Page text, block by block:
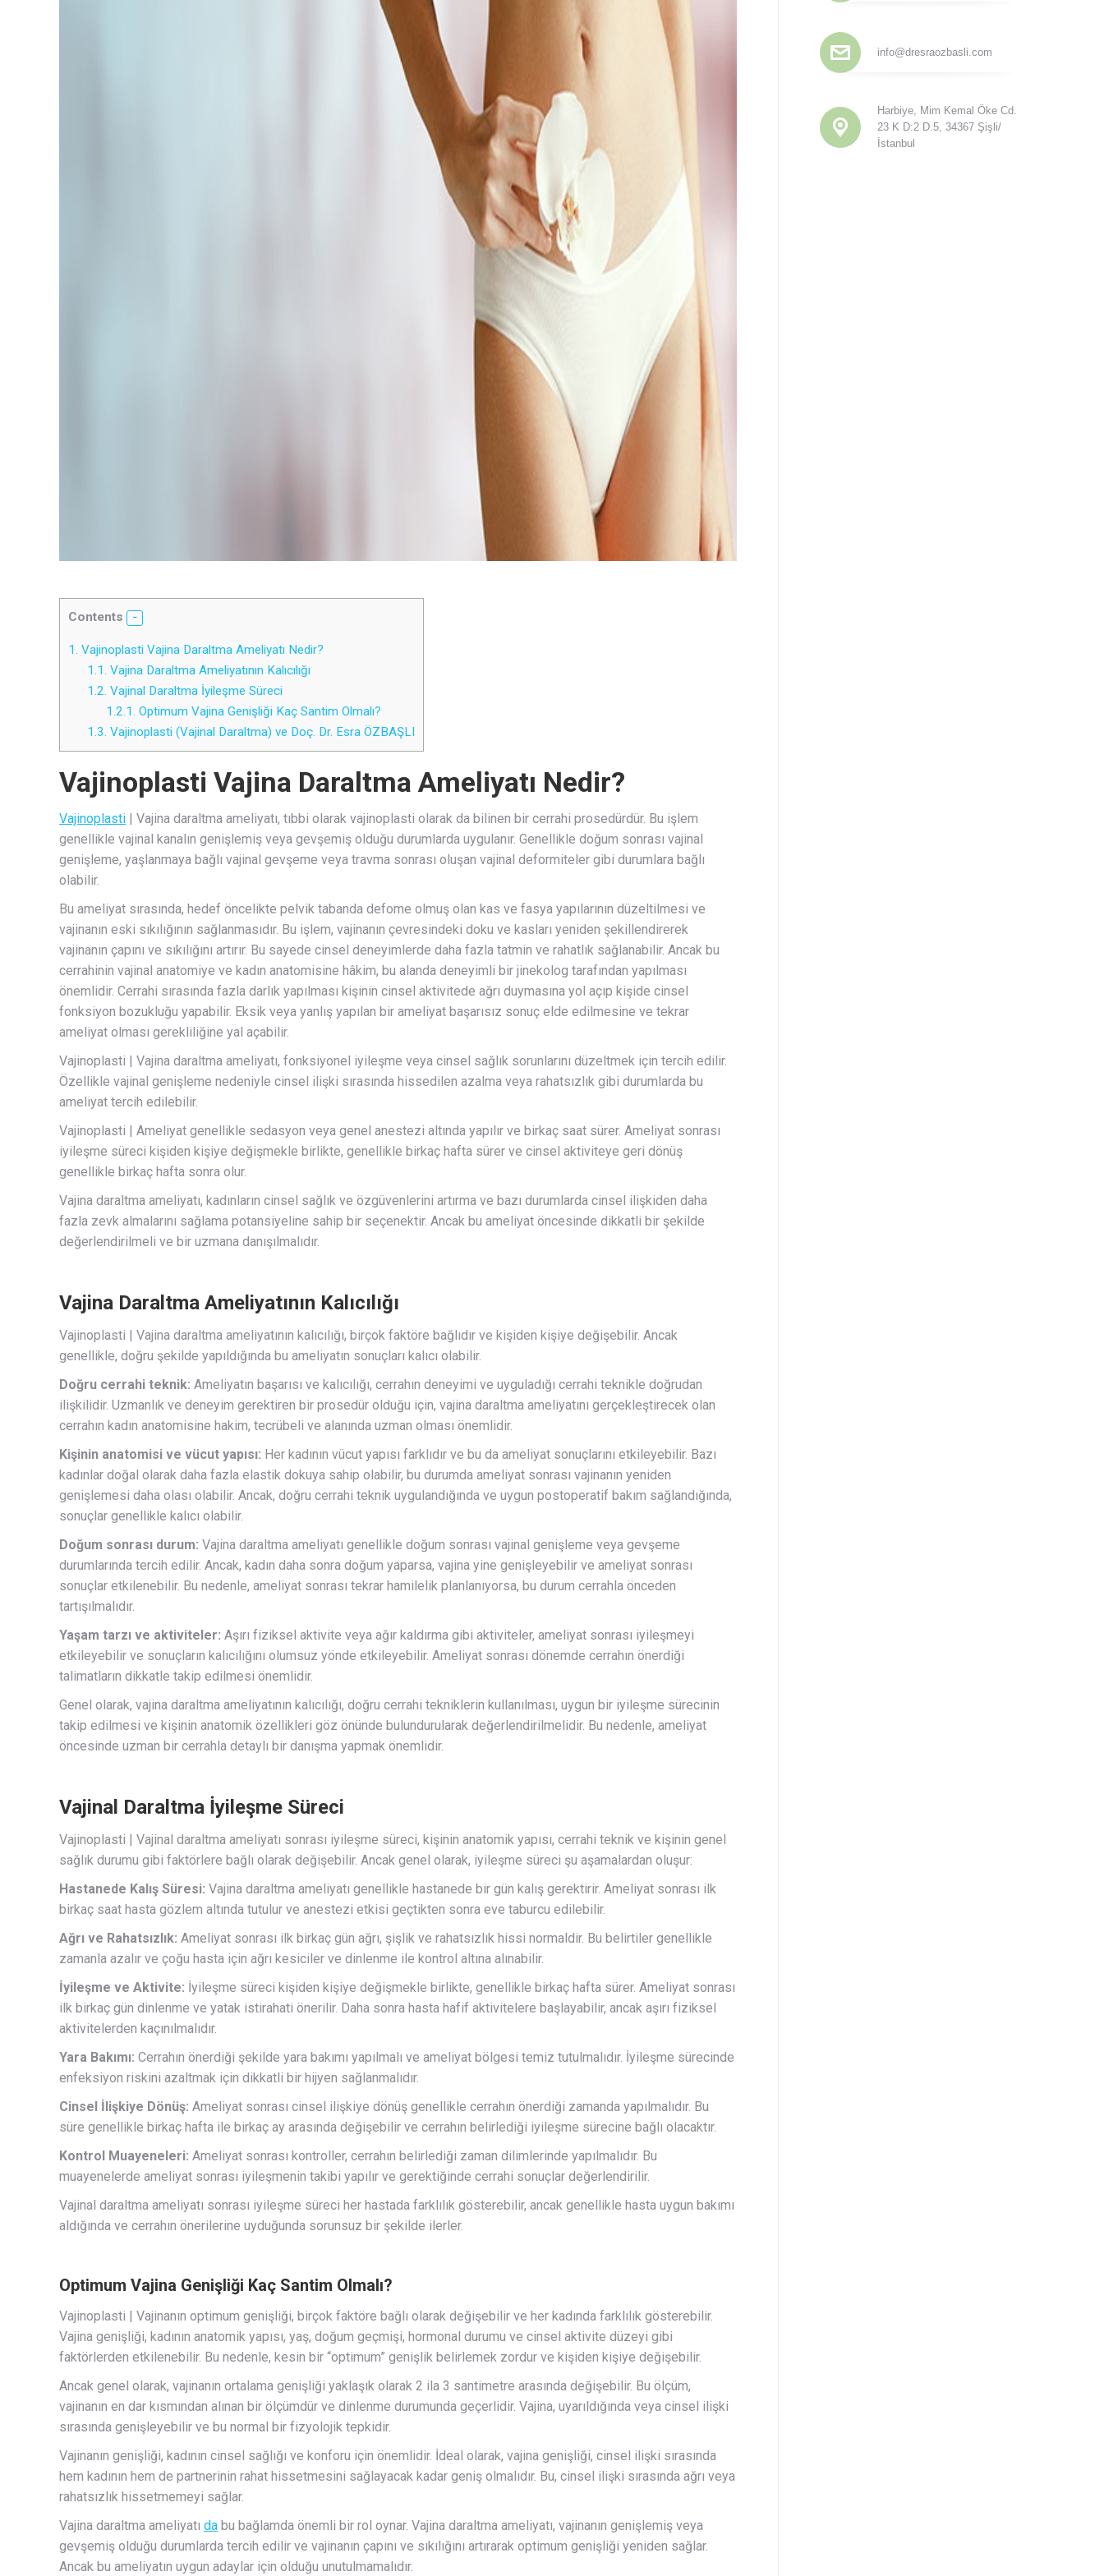
Contents
1. Vajinoplasti Vajina Daraltma Ameliyatı Nedir?
1.1. Vajina Daraltma Ameliyatının Kalıcılığı
1.2. Vajinal Daraltma İyileşme Süreci
1.2.1. Optimum Vajina Genişliği Kaç Santim Olmalı?
1.3. Vajinoplasti (Vajinal Daraltma) ve Doç. Dr. Esra ÖZBAŞLI
Vajinoplasti Vajina Daraltma Ameliyatı Nedir?
Vajinoplasti | Vajina daraltma ameliyatı, tıbbi olarak vajinoplasti olarak da bilinen bir cerrahi prosedürdür. Bu işlem
genellikle vajinal kanalın genişlemiş veya gevşemiş olduğu durumlarda uygulanır. Genellikle doğum sonrası vajinal
genişleme, yaşlanmaya bağlı vajinal gevşeme veya travma sonrası oluşan vajinal deformiteler gibi durumlara bağlı
olabilir.
Bu ameliyat sırasında, hedef öncelikte pelvik tabanda defome olmuş olan kas ve fasya yapılarının düzeltilmesi ve
vajinanın eski sıkılığının sağlanmasıdır. Bu işlem, vajinanın çevresindeki doku ve kasları yeniden şekillendirerek
vajinanın çapını ve sıkılığını artırır. Bu sayede cinsel deneyimlerde daha fazla tatmin ve rahatlık sağlanabilir. Ancak bu
cerrahinin vajinal anatomiye ve kadın anatomisine hâkim, bu alanda deneyimli bir jinekolog tarafından yapılması
önemlidir. Cerrahi sırasında fazla darlık yapılması kişinin cinsel aktivitede ağrı duymasına yol açıp kişide cinsel
fonksiyon bozukluğu yapabilir. Eksik veya yanlış yapılan bir ameliyat başarısız sonuç elde edilmesine ve tekrar
ameliyat olması gerekliliğine yal açabilir.
Vajinoplasti | Vajina daraltma ameliyatı, fonksiyonel iyileşme veya cinsel sağlık sorunlarını düzeltmek için tercih edilir.
Özellikle vajinal genişleme nedeniyle cinsel ilişki sırasında hissedilen azalma veya rahatsızlık gibi durumlarda bu
ameliyat tercih edilebilir.
Vajinoplasti | Ameliyat genellikle sedasyon veya genel anestezi altında yapılır ve birkaç saat sürer. Ameliyat sonrası
iyileşme süreci kişiden kişiye değişmekle birlikte, genellikle birkaç hafta sürer ve cinsel aktiviteye geri dönüş
genellikle birkaç hafta sonra olur.
Vajina daraltma ameliyatı, kadınların cinsel sağlık ve özgüvenlerini artırma ve bazı durumlarda cinsel ilişkiden daha
fazla zevk almalarını sağlama potansiyeline sahip bir seçenektir. Ancak bu ameliyat öncesinde dikkatli bir şekilde
değerlendirilmeli ve bir uzmana danışılmalıdır.
Vajina Daraltma Ameliyatının Kalıcılığı
Vajinoplasti | Vajina daraltma ameliyatının kalıcılığı, birçok faktöre bağlıdır ve kişiden kişiye değişebilir. Ancak
genellikle, doğru şekilde yapıldığında bu ameliyatın sonuçları kalıcı olabilir.
Doğru cerrahi teknik: Ameliyatın başarısı ve kalıcılığı, cerrahın deneyimi ve uyguladığı cerrahi teknikle doğrudan
ilişkilidir. Uzmanlık ve deneyim gerektiren bir prosedür olduğu için, vajina daraltma ameliyatını gerçekleştirecek olan
cerrahın kadın anatomisine hakim, tecrübeli ve alanında uzman olması önemlidir.
Kişinin anatomisi ve vücut yapısı: Her kadının vücut yapısı farklıdır ve bu da ameliyat sonuçlarını etkileyebilir. Bazı
kadınlar doğal olarak daha fazla elastik dokuya sahip olabilir, bu durumda ameliyat sonrası vajinanın yeniden
genişlemesi daha olası olabilir. Ancak, doğru cerrahi teknik uygulandığında ve uygun postoperatif bakım sağlandığında,
sonuçlar genellikle kalıcı olabilir.
Doğum sonrası durum: Vajina daraltma ameliyatı genellikle doğum sonrası vajinal genişleme veya gevşeme
durumlarında tercih edilir. Ancak, kadın daha sonra doğum yaparsa, vajina yine genişleyebilir ve ameliyat sonrası
sonuçlar etkilenebilir. Bu nedenle, ameliyat sonrası tekrar hamilelik planlanıyorsa, bu durum cerrahla önceden
tartışılmalıdır.
Yaşam tarzı ve aktiviteler: Aşırı fiziksel aktivite veya ağır kaldırma gibi aktiviteler, ameliyat sonrası iyileşmeyi
etkileyebilir ve sonuçların kalıcılığını olumsuz yönde etkileyebilir. Ameliyat sonrası dönemde cerrahın önerdiği
talimatların dikkatle takip edilmesi önemlidir.
Genel olarak, vajina daraltma ameliyatının kalıcılığı, doğru cerrahi tekniklerin kullanılması, uygun bir iyileşme sürecinin
takip edilmesi ve kişinin anatomik özellikleri göz önünde bulundurularak değerlendirilmelidir. Bu nedenle, ameliyat
öncesinde uzman bir cerrahla detaylı bir danışma yapmak önemlidir.
Vajinal Daraltma İyileşme Süreci
Vajinoplasti | Vajinal daraltma ameliyatı sonrası iyileşme süreci, kişinin anatomik yapısı, cerrahi teknik ve kişinin genel
sağlık durumu gibi faktörlere bağlı olarak değişebilir. Ancak genel olarak, iyileşme süreci şu aşamalardan oluşur:
Hastanede Kalış Süresi: Vajina daraltma ameliyatı genellikle hastanede bir gün kalış gerektirir. Ameliyat sonrası ilk
birkaç saat hasta gözlem altında tutulur ve anestezi etkisi geçtikten sonra eve taburcu edilebilir.
Ağrı ve Rahatsızlık: Ameliyat sonrası ilk birkaç gün ağrı, şişlik ve rahatsızlık hissi normaldir. Bu belirtiler genellikle
zamanla azalır ve çoğu hasta için ağrı kesiciler ve dinlenme ile kontrol altına alınabilir.
İyileşme ve Aktivite: İyileşme süreci kişiden kişiye değişmekle birlikte, genellikle birkaç hafta sürer. Ameliyat sonrası
ilk birkaç gün dinlenme ve yatak istirahati önerilir. Daha sonra hasta hafif aktivitelere başlayabilir, ancak aşırı fiziksel
aktivitelerden kaçınılmalıdır.
Yara Bakımı: Cerrahın önerdiği şekilde yara bakımı yapılmalı ve ameliyat bölgesi temiz tutulmalıdır. İyileşme sürecinde
enfeksiyon riskini azaltmak için dikkatli bir hijyen sağlanmalıdır.
Cinsel İlişkiye Dönüş: Ameliyat sonrası cinsel ilişkiye dönüş genellikle cerrahın önerdiği zamanda yapılmalıdır. Bu
süre genellikle birkaç hafta ile birkaç ay arasında değişebilir ve cerrahın belirlediği iyileşme sürecine bağlı olacaktır.
Kontrol Muayeneleri: Ameliyat sonrası kontroller, cerrahın belirlediği zaman dilimlerinde yapılmalıdır. Bu
muayenelerde ameliyat sonrası iyileşmenin takibi yapılır ve gerektiğinde cerrahi sonuçlar değerlendirilir.
Vajinal daraltma ameliyatı sonrası iyileşme süreci her hastada farklılık gösterebilir, ancak genellikle hasta uygun bakımı
aldığında ve cerrahın önerilerine uyduğunda sorunsuz bir şekilde ilerler.
Optimum Vajina Genişliği Kaç Santim Olmalı?
Vajinoplasti | Vajinanın optimum genişliği, birçok faktöre bağlı olarak değişebilir ve her kadında farklılık gösterebilir.
Vajina genişliği, kadının anatomik yapısı, yaş, doğum geçmişi, hormonal durumu ve cinsel aktivite düzeyi gibi
faktörlerden etkilenebilir. Bu nedenle, kesin bir “optimum” genişlik belirlemek zordur ve kişiden kişiye değişebilir.
Ancak genel olarak, vajinanın ortalama genişliği yaklaşık olarak 2 ila 3 santimetre arasında değişebilir. Bu ölçüm,
vajinanın en dar kısmından alınan bir ölçümdür ve dinlenme durumunda geçerlidir. Vajina, uyarıldığında veya cinsel ilişki
sırasında genişleyebilir ve bu normal bir fizyolojik tepkidir.
Vajinanın genişliği, kadının cinsel sağlığı ve konforu için önemlidir. İdeal olarak, vajina genişliği, cinsel ilişki sırasında
hem kadının hem de partnerinin rahat hissetmesini sağlayacak kadar geniş olmalıdır. Bu, cinsel ilişki sırasında ağrı veya
rahatsızlık hissetmemeyi sağlar.
Vajina daraltma ameliyatı da bu bağlamda önemli bir rol oynar. Vajina daraltma ameliyatı, vajinanın genişlemiş veya
gevşemiş olduğu durumlarda tercih edilir ve vajinanın çapını ve sıkılığını artırarak optimum genişliği yeniden sağlar.
Ancak bu ameliyatın uygun adaylar için olduğu unutulmamalıdır.
info@dresraozbasli.com
Harbiye, Mim Kemal Öke Cd.
23 K D:2 D.5, 34367 Şişli/
İstanbul